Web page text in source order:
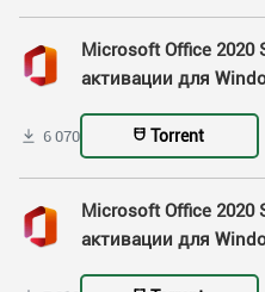
Microsoft Office
активации для
6 070 Torrent
Microsoft Office
активации для